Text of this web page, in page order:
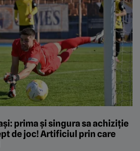
prima și singura sa achiziție
de joc! Artificiul prin care